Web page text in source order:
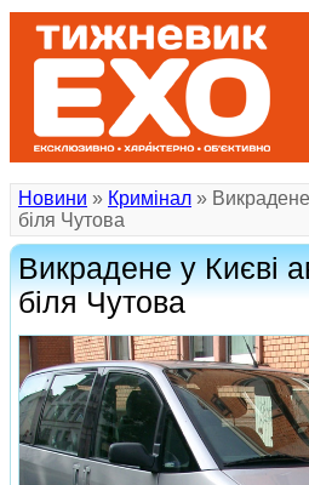
Новини » Кримінал »
біля Чутова
Викрадене у Києві
біля Чутова